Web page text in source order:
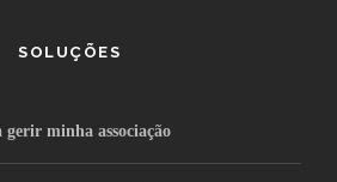
SOLUÇÕES
gerir minha associação